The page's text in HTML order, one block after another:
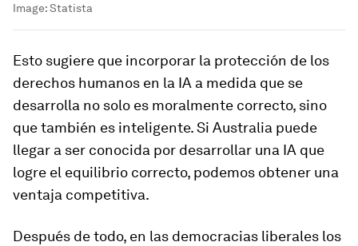
Image:Statista
Esto sugiere que incorporar la protección de los
derechos humanos en la IA a medida que se
desarrolla no solo es moralmente correcto, sino
que también es inteligente. Si Australia puede
llegar a ser conocida por desarrollar una IA que
logre el equilibrio correcto, podemos obtener una
ventaja competitiva.
Después de todo, en las democracias liberales los